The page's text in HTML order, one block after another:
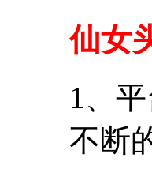
仙女
1、
不断